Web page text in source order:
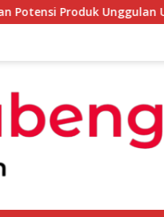
UMKM Melalui